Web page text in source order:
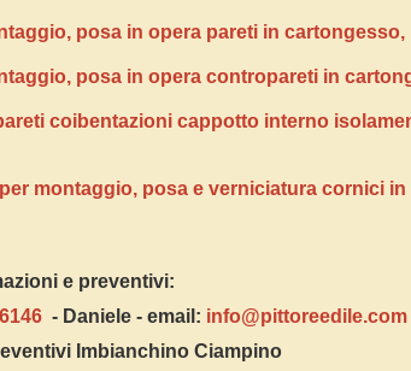
posa in opera pareti in cartongesso,
posa in opera contropareti in
coibentazioni cappotto interno
montaggio, posa e verniciatura cornici
e preventivi:
- Daniele - email: info@pittoreedile.com
Imbianchino Ciampino